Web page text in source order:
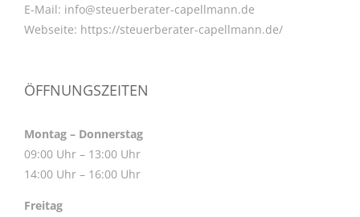
E-Mail: info@steuerberater-capellmann.de
Webseite: https://steuerberater-capellmann.de/
ÖFFNUNGSZEITEN
Montag – Donnerstag
09:00 Uhr – 13:00 Uhr
14:00 Uhr – 16:00 Uhr
Freitag